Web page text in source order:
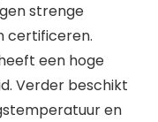
strenge
certificeren.
een hoge
Verder beschikt
en